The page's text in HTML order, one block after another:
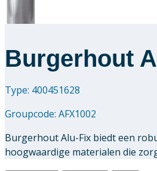
Burgerhout
Type: 400451628
Groupcode: AFX1002
Burgerhout Alu-Fix biedt een
hoogwaardige materialen die